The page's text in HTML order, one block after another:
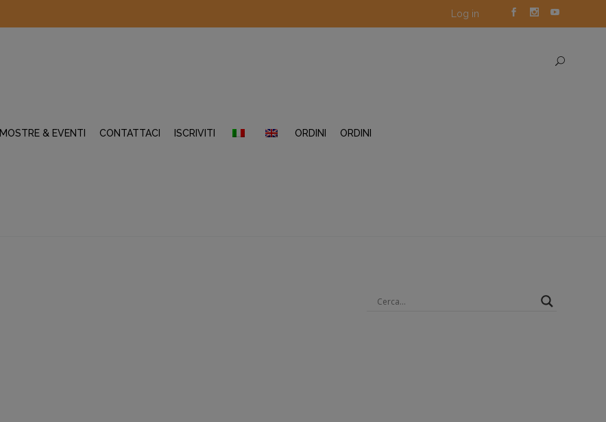
Log in
MOSTRE & EVENTI CONTATTACI ISCRIVITI ORDINI ORDINI